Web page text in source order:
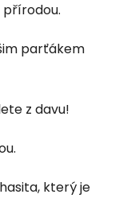
parťákem
z davu!
který je